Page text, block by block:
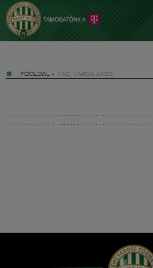
FŐOLDAL » TAG: VARGA ÁKOS
Hírek